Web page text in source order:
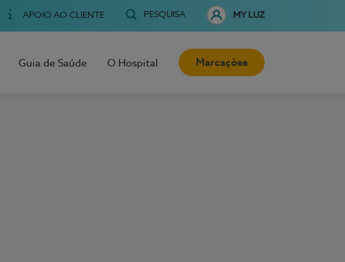
APOIO AO CLIENTE PESQUISA MY LUZ
Guia de Saúde O Hospital Marcações